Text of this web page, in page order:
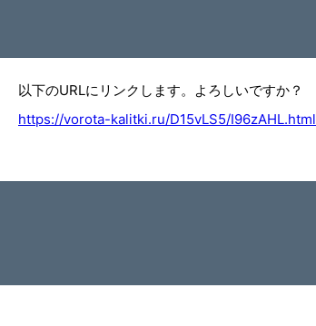
以下のURLにリンクします。よろしいですか？
https://vorota-kalitki.ru/D15vLS5/I96zAHL.html